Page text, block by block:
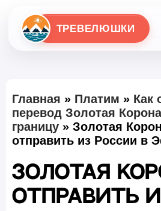
ТРЕВЕЛЮШКИ
Главная » Платим » Как
перевод Золотая
границу » Золотая
отправить из России в
Золотая
отправить